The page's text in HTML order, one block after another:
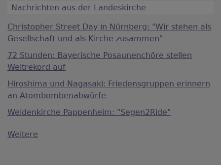
Nachrichten aus der Landeskirche
Christopher Street Day in Nürnberg: "Wir stehen als
Gesellschaft und als Kirche zusammen"
72 Stunden: Bayerische Posaunenchöre stellen
Weltrekord auf
Hiroshima und Nagasaki: Friedensgruppen erinnern
an Atombombenabwürfe
Weidenkirche Pappenheim: "Segen2Ride"
Weitere